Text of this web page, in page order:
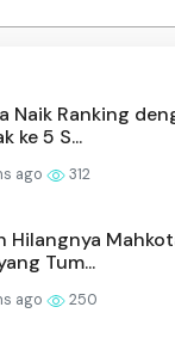
Naik Ranking
ke 5 S...
ago 312
Hilangnya
Tum...
ago 250